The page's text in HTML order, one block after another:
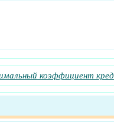
коэффициент